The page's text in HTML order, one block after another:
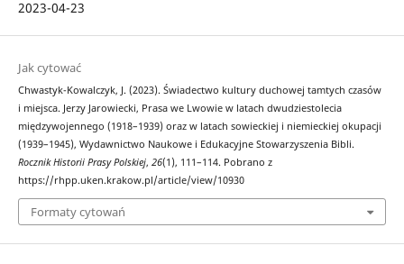
2023-04-23
Jak cytować
Chwastyk-Kowalczyk, J. (2023). Świadectwo kultury duchowej tamtych czasów
i miejsca. Jerzy Jarowiecki, Prasa we Lwowie w latach dwudziestolecia
międzywojennego (1918–1939) oraz w latach sowieckiej i niemieckiej okupacji
(1939–1945), Wydawnictwo Naukowe i Edukacyjne Stowarzyszenia Bibli.
Rocznik Historii Prasy Polskiej, 26(1), 111–114. Pobrano z
https://rhpp.uken.krakow.pl/article/view/10930
Formaty cytowań